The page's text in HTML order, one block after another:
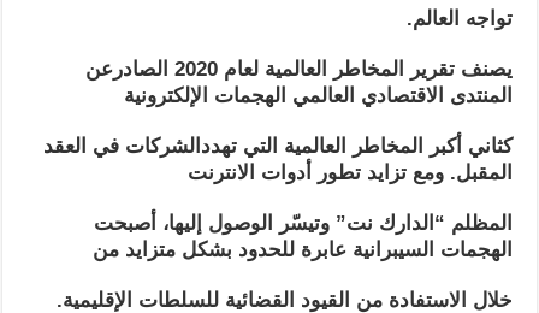
تواجه العالم.
يصنف تقرير المخاطر العالمية لعام 2020 الصادرعن
المنتدى الاقتصادي العالمي الهجمات الإلكترونية
كثاني أكبر المخاطر العالمية التي تهددالشركات في العقد
المقبل. ومع تزايد تطور أدوات الانترنت
المظلم “الدارك نت” وتيسّر الوصول إليها، أصبحت
الهجمات السيبرانية عابرة للحدود بشكل متزايد من
خلال الاستفادة من القيود القضائية للسلطات الإقليمية.